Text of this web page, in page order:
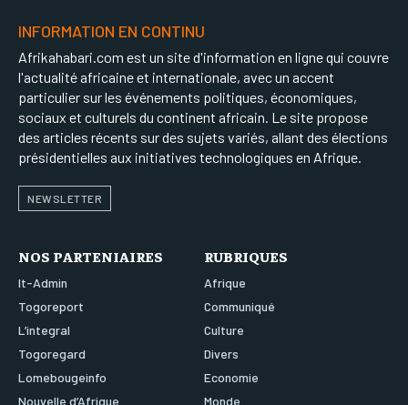
INFORMATION EN CONTINU
Afrikahabari.com est un site d'information en ligne qui couvre
l'actualité africaine et internationale, avec un accent
particulier sur les événements politiques, économiques,
sociaux et culturels du continent africain. Le site propose
des articles récents sur des sujets variés, allant des élections
présidentielles aux initiatives technologiques en Afrique.
NEWSLETTER
NOS PARTENIAIRES
It-Admin
Togoreport
L’integral
Togoregard
Lomebougeinfo
Nouvelle d’Afrique
RUBRIQUES
Afrique
Communiqué
Culture
Divers
Economie
Monde